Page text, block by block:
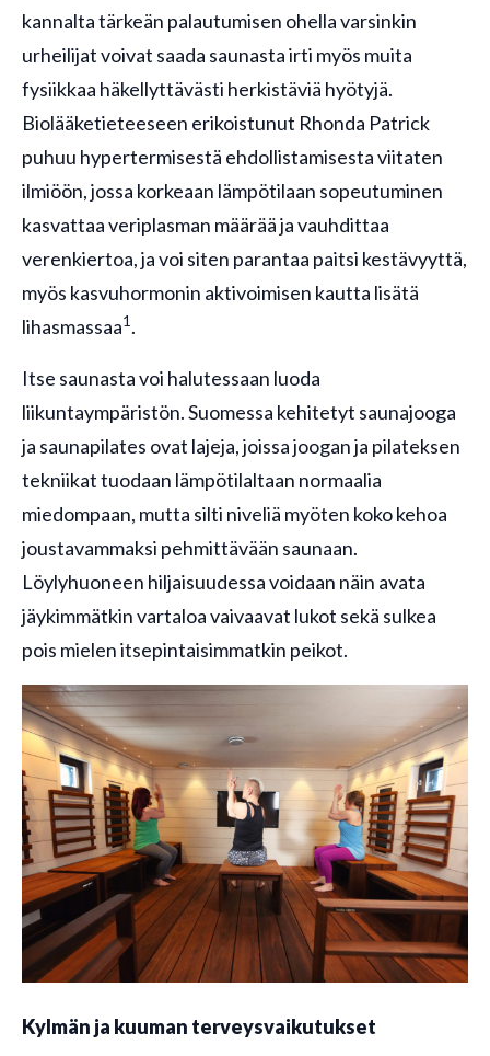
kannalta tärkeän palautumisen ohella varsinkin
urheilijat voivat saada saunasta irti myös muita
fysiikkaa häkellyttävästi herkistäviä hyötyjä.
Biolääketieteeseen erikoistunut Rhonda Patrick
puhuu hypertermisestä ehdollistamisesta viitaten
ilmiöön, jossa korkeaan lämpötilaan sopeutuminen
kasvattaa veriplasman määrää ja vauhdittaa
verenkiertoa, ja voi siten parantaa paitsi kestävyyttä,
myös kasvuhormonin aktivoimisen kautta lisätä
lihasmassaa1.
Itse saunasta voi halutessaan luoda
liikuntaympäristön. Suomessa kehitetyt saunajooga
ja saunapilates ovat lajeja, joissa joogan ja pilateksen
tekniikat tuodaan lämpötilaltaan normaalia
miedompaan, mutta silti niveliä myöten koko kehoa
joustavammaksi pehmittävään saunaan.
Löylyhuoneen hiljaisuudessa voidaan näin avata
jäykimmätkin vartaloa vaivaavat lukot sekä sulkea
pois mielen itsepintaisimmatkin peikot.
Kylmän ja kuuman terveysvaikutukset